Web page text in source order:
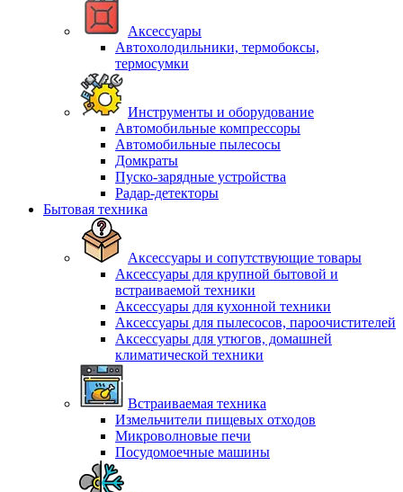
Аксессуары
Автохолодильники, термобоксы,
термосумки
Инструменты и оборудование
Автомобильные компрессоры
Автомобильные пылесосы
Домкраты
Пуско-зарядные устройства
Радар-детекторы
Бытовая техника
Аксессуары и сопутствующие товары
Аксессуары для крупной бытовой и
встраиваемой техники
Аксессуары для кухонной техники
Аксессуары для пылесосов, пароочистителей
Аксессуары для утюгов, домашней
климатической техники
Встраиваемая техника
Измельчители пищевых отходов
Микроволновые печи
Посудомоечные машины